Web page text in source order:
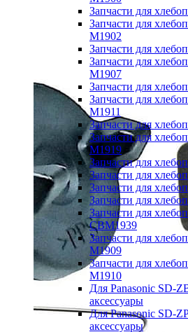
Запчасти для
Запчасти для
M1902
Запчасти для
Запчасти для
M1907
Запчасти для
Запчасти для
M1911
Запчасти для
Запчасти для
M1919
Запчасти для
Запчасти для
Запчасти для
Запчасти для
Запчасти для
CBM1939
Запчасти для
M1909
Запчасти для
M1910
Для Panasonic SD-
аксессуары
Для Panasonic SD-
аксессуары